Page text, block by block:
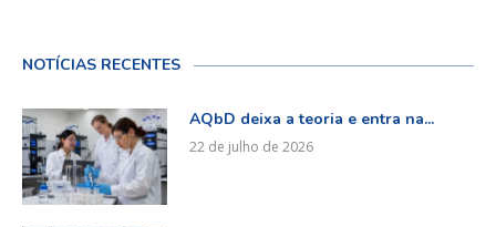
NOTÍCIAS RECENTES
AQbD deixa a teoria e entra na...
22 de julho de 2026